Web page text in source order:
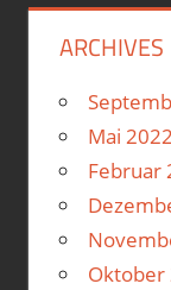
ARCHIVES
Mai 2022
Februar
Oktober